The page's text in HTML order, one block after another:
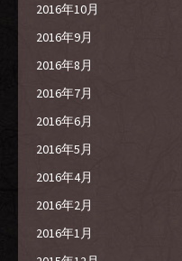
2016年10月
2016年9月
2016年8月
2016年7月
2016年6月
2016年5月
2016年4月
2016年2月
2016年1月